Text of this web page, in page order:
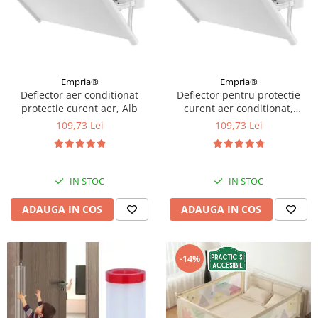
Protectii utile
Poarta siguranta copii
Deflectoare pentru aer conditionat
Protectii exterior
Casti antifonice pentru copii si
bebelusi
Haine & accesorii plaja
Haine plaja / inot
Ochelari de soare
Palarii protectie UV
Accesorii plaja
Puericultura mare
Empria®
Deflector aer conditionat
protectie curent aer, Alb
109,73 Lei
IN STOC
ADAUGA IN COS
Empria®
Deflector pentru protectie
curent aer conditionat,
Empria, ajustabil pe 4
109,73 Lei
IN STOC
ADAUGA IN COS
-14%